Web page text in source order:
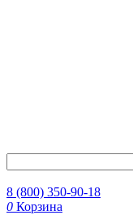
8 (800) 350-90-18
0 Корзина